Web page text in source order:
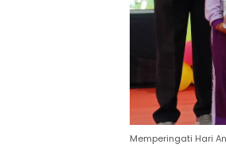
Memperingati Hari